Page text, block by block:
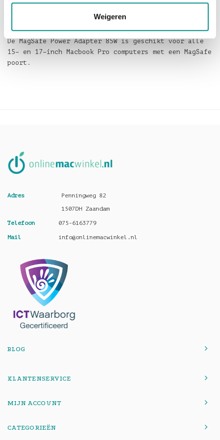
Weigeren
adapter dus los kunt koppelen.
De MagSafe Power Adapter 85W is geschikt voor alle
15– en 17–inch Macbook Pro computers met een MagSafe
poort.
Adres
Penningweg 82
1507DH Zaandam
Telefoon 075-6163779
Mail info@onlinemacwinkel.nl
BLOG
KLANTENSERVICE
MIJN ACCOUNT
CATEGORIEËN